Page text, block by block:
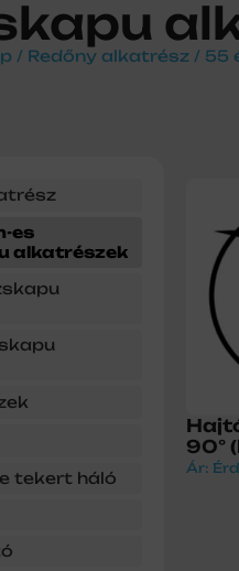
/ Redőny alkatrész / 55
es
alkatrészek
tekert háló
90°
Ár: